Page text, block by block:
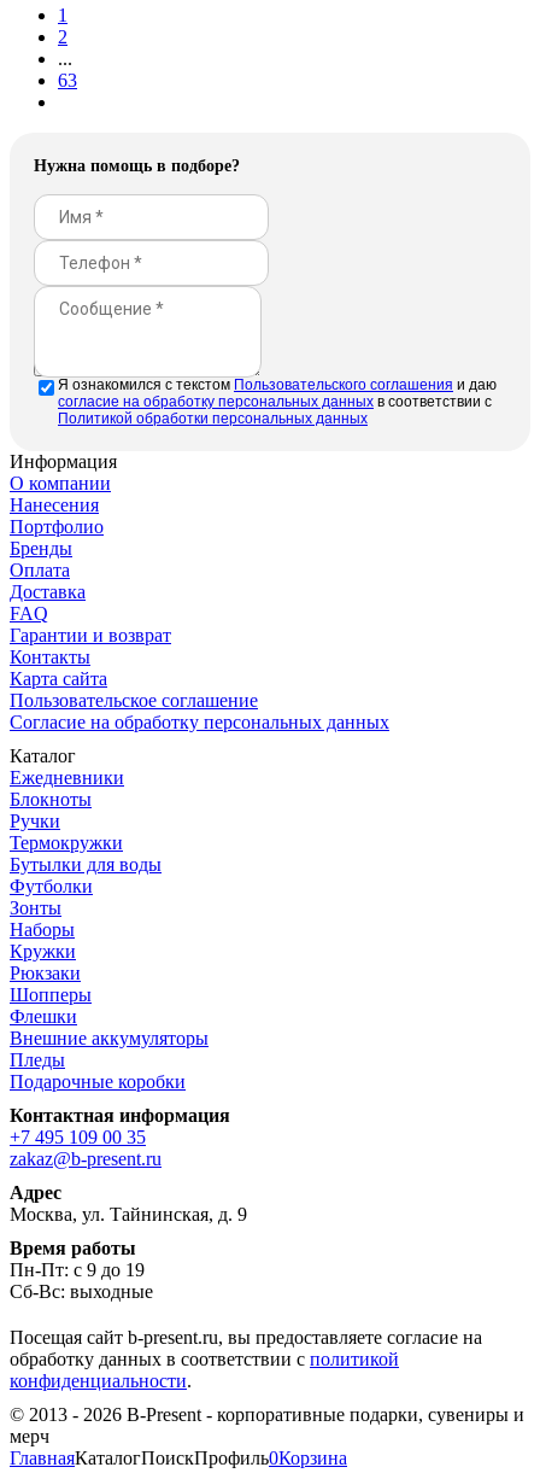
1
2
...
63
Нужна помощь в подборе?
Я ознакомился с текстом Пользовательского соглашения и даю
cогласие на обработку персональных данных в соответствии с
Политикой обработки персональных данных
Информация
О компании
Нанесения
Портфолио
Бренды
Оплата
Доставка
FAQ
Гарантии и возврат
Контакты
Карта сайта
Пользовательское соглашение
Согласие на обработку персональных данных
Каталог
Ежедневники
Блокноты
Ручки
Термокружки
Бутылки для воды
Футболки
Зонты
Наборы
Кружки
Рюкзаки
Шопперы
Флешки
Внешние аккумуляторы
Пледы
Подарочные коробки
Контактная информация
+7 495 109 00 35
zakaz@b-present.ru
Адрес
Москва, ул. Тайнинская, д. 9
Время работы
Пн-Пт: с 9 до 19
Сб-Вс: выходные
Посещая сайт b-present.ru, вы предоставляете согласие на
обработку данных в соответствии с политикой
конфиденциальности.
© 2013 - 2026 B-Present - корпоративные подарки, сувениры и
мерч
ГлавнаяКаталогПоискПрофиль0Корзина